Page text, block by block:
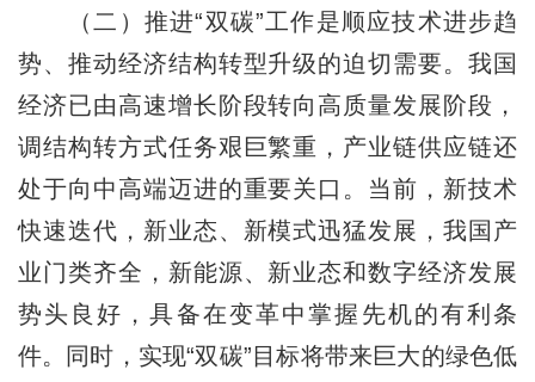
（二）推进“双碳”工作是顺应技术进步趋
势、推动经济结构转型升级的迫切需要。我国
经济已由高速增长阶段转向高质量发展阶段，
调结构转方式任务艰巨繁重，产业链供应链还
处于向中高端迈进的重要关口。当前，新技术
快速迭代，新业态、新模式迅猛发展，我国产
业门类齐全，新能源、新业态和数字经济发展
势头良好，具备在变革中掌握先机的有利条
件。同时，实现“双碳”目标将带来巨大的绿色低